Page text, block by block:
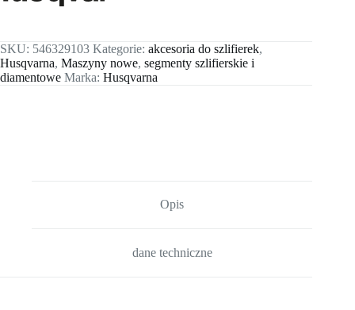
SKU: 546329103 Kategorie: akcesoria do szlifierek,
Husqvarna, Maszyny nowe, segmenty szlifierskie i
diamentowe Marka: Husqvarna
Opis
dane techniczne